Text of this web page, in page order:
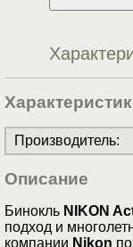
Производитель:
Описание
Бинокль NIKON
подход и
компании Nikon